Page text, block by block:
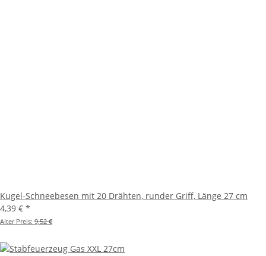
Kugel-Schneebesen mit 20 Drähten, runder Griff, Länge 27 cm
4,39 € *
Alter Preis: 9,52 €